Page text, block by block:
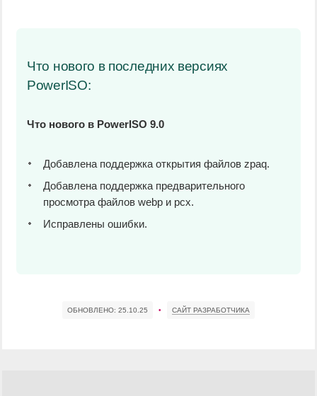
Что нового в последних версиях
PowerISO:
Что нового в PowerISO 9.0
Добавлена поддержка открытия файлов zpaq.
Добавлена поддержка предварительного
просмотра файлов webp и pcx.
Исправлены ошибки.
ОБНОВЛЕНО: 25.10.25 • САЙТ РАЗРАБОТЧИКА